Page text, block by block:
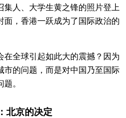
SNS
集人、大学生黄之锋的照片登上
面，香港一跃成为了国际政治的
在全球引起如此大的震撼？因为
市的问题，而是对中国乃至国际
。
北京的决定